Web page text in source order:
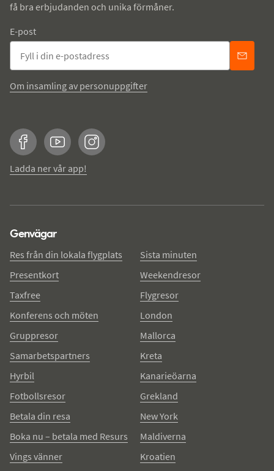
få bra erbjudanden och unika förmåner.
E-post
Om insamling av personuppgifter
FacebookYouTubeInstagram
Ladda ner vår app!
Genvägar
Res från din lokala flygplats
Presentkort
Taxfree
Konferens och möten
Gruppresor
Samarbetspartners
Hyrbil
Fotbollsresor
Betala din resa
Boka nu – betala med Resurs
Vings vänner
Sista minuten
Weekendresor
Flygresor
London
Mallorca
Kreta
Kanarieöarna
Grekland
New York
Maldiverna
Kroatien